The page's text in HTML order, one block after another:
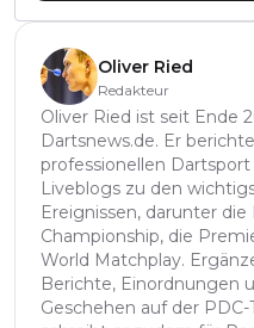
Oliver Ried
Redakteur
Oliver Ried ist seit Ende
Dartsnews.de. Er
professionellen
Liveblogs zu den
Ereignissen, darunter
Championship, die
World Matchplay.
Berichte, Einordnungen
Geschehen auf der